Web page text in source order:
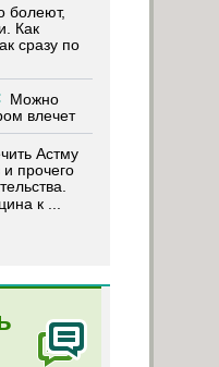
болеют,
Как
сразу по
Можно
влечет
Астму
прочего
к ...